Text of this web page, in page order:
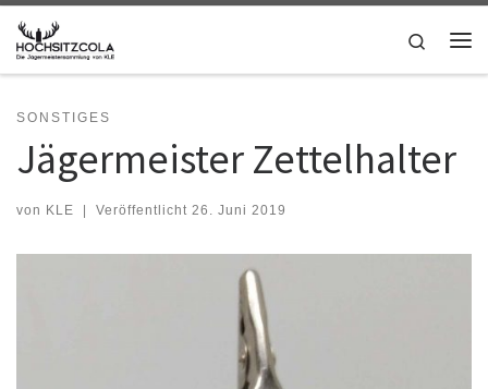
Zum Inhalt springen
Search
SONSTIGES
Jägermeister Zettelhalter
von KLE Veröffentlicht 26. Juni 2019